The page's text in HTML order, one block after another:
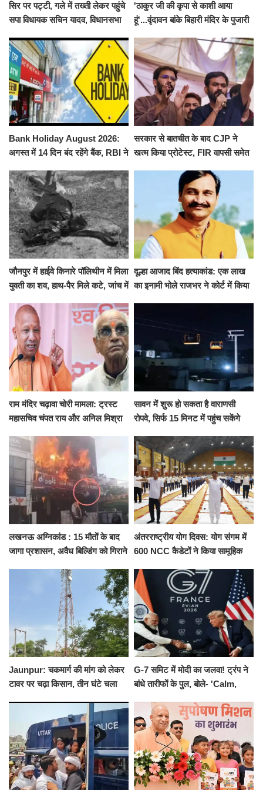
सिर पर पट्टी, गले में तख्ती लेकर पहुंचे
सपा विधायक सचिन यादव, विधानसभा
निलंबित
'ठाकुर जी की कृपा से काशी आया
हूं'...वृंदावन बांके बिहारी मंदिर के पुजारी
जलाभिषेक
Bank Holiday August 2026:
अगस्त में 14 दिन बंद रहेंगे बैंक, RBI ने
सरकार से बातचीत के बाद CJP ने
खत्म किया प्रोटेस्ट, FIR वापसी समेत
जौनपुर में हाईवे किनारे पॉलिथीन में मिला
युवती का शव, हाथ-पैर मिले कटे, जांच में
दूल्हा आजाद बिंद हत्याकांड: एक लाख
का इनामी भोले राजभर ने कोर्ट में किया
राम मंदिर चढ़ावा चोरी मामला: ट्रस्ट
महासचिव चंपत राय और अनिल मिश्रा
को नहीं...
सावन में शुरू हो सकता है वाराणसी
रोपवे, सिर्फ 15 मिनट में पहुंच सकेंगे
किराया
लखनऊ अग्निकांड : 15 मौतों के बाद
जागा प्रशासन, अवैध बिल्डिंग को गिराने
अंतरराष्ट्रीय योग दिवस: योग संगम में
600 NCC कैडेटों ने किया सामूहिक
संकल्प
Jaunpur: चकमार्ग की मांग को लेकर
टावर पर चढ़ा किसान, तीन घंटे चला
G-7 समिट में मोदी का जलवा! ट्रंप ने
बांधे तारीफों के पुल, बोले- 'Calm,